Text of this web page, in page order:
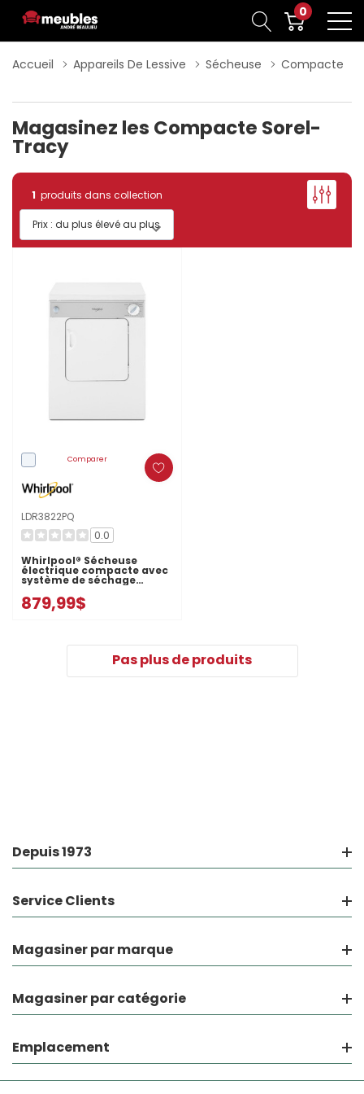
0
Accueil Appareils De Lessive Sécheuse Compacte
Magasinez les Compacte Sorel-
Tracy
1 produits dans collection
Comparer
LDR3822PQ
0.0
Whirlpool® Sécheuse
électrique compacte avec
système de séchage
AccuDry™ - 3.4 pi cu
LDR3822PQ
879,99$
Pas plus de produits
Depuis 1973
Service Clients
Magasiner par marque
Magasiner par catégorie
Emplacement